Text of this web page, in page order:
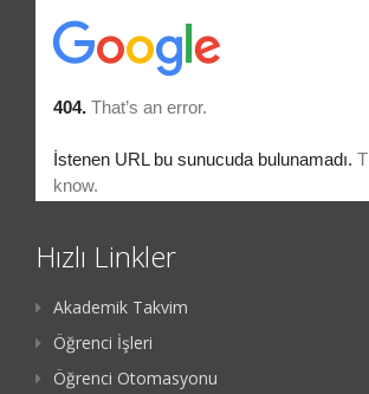
Hızlı Linkler
Akademik Takvim
Öğrenci İşleri
Öğrenci Otomasyonu